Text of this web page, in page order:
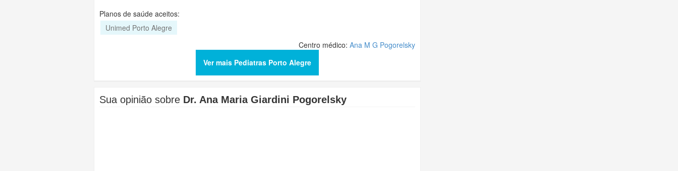
Planos de saúde aceitos:
Unimed Porto Alegre
Centro médico: Ana M G Pogorelsky
Ver mais Pediatras Porto Alegre
Sua opinião sobre Dr. Ana Maria Giardini Pogorelsky